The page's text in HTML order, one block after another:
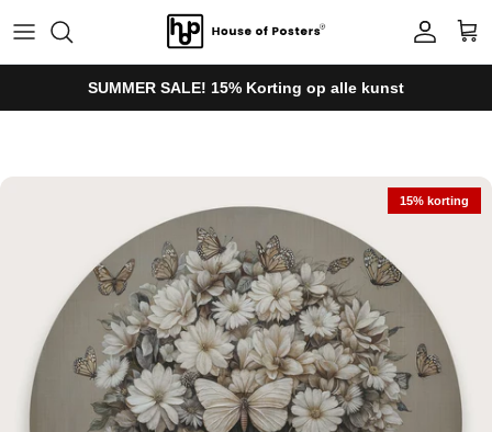
Account
SUMMER SALE! 15% Korting op alle kunst
15% korting